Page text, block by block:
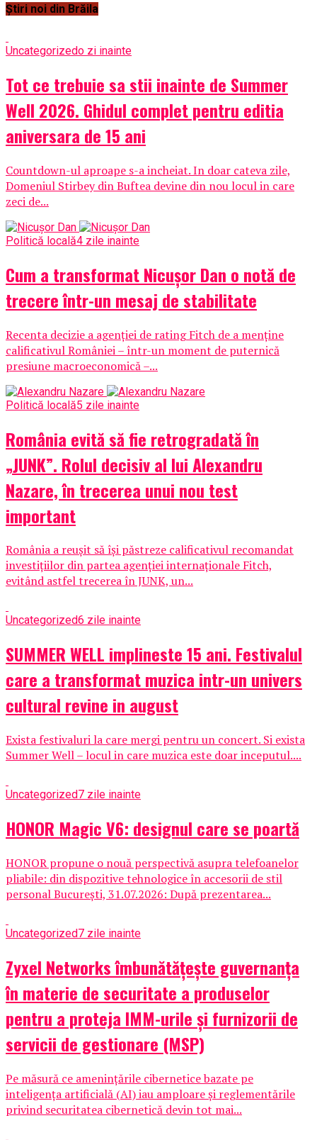
Știri noi din Brăila
Uncategorizedo zi inainte
Tot ce trebuie sa stii inainte de Summer
Well 2026. Ghidul complet pentru editia
aniversara de 15 ani
Countdown-ul aproape s-a incheiat. In doar cateva zile,
Domeniul Stirbey din Buftea devine din nou locul in care
zeci de...
Politică locală4 zile inainte
Cum a transformat Nicușor Dan o notă de
trecere într-un mesaj de stabilitate
Recenta decizie a agenției de rating Fitch de a menține
calificativul României – într-un moment de puternică
presiune macroeconomică –...
Politică locală5 zile inainte
România evită să fie retrogradată în
„JUNK”. Rolul decisiv al lui Alexandru
Nazare, în trecerea unui nou test
important
România a reușit să își păstreze calificativul recomandat
investițiilor din partea agenției internaționale Fitch,
evitând astfel trecerea în JUNK, un...
Uncategorized6 zile inainte
SUMMER WELL implineste 15 ani. Festivalul
care a transformat muzica intr-un univers
cultural revine in august
Exista festivaluri la care mergi pentru un concert. Si exista
Summer Well – locul in care muzica este doar inceputul....
Uncategorized7 zile inainte
HONOR Magic V6: designul care se poartă
HONOR propune o nouă perspectivă asupra telefoanelor
pliabile: din dispozitive tehnologice în accesorii de stil
personal București, 31.07.2026: După prezentarea...
Uncategorized7 zile inainte
Zyxel Networks îmbunătățește guvernanța
în materie de securitate a produselor
pentru a proteja IMM-urile și furnizorii de
servicii de gestionare (MSP)
Pe măsură ce amenințările cibernetice bazate pe
inteligența artificială (AI) iau amploare și reglementările
privind securitatea cibernetică devin tot mai...